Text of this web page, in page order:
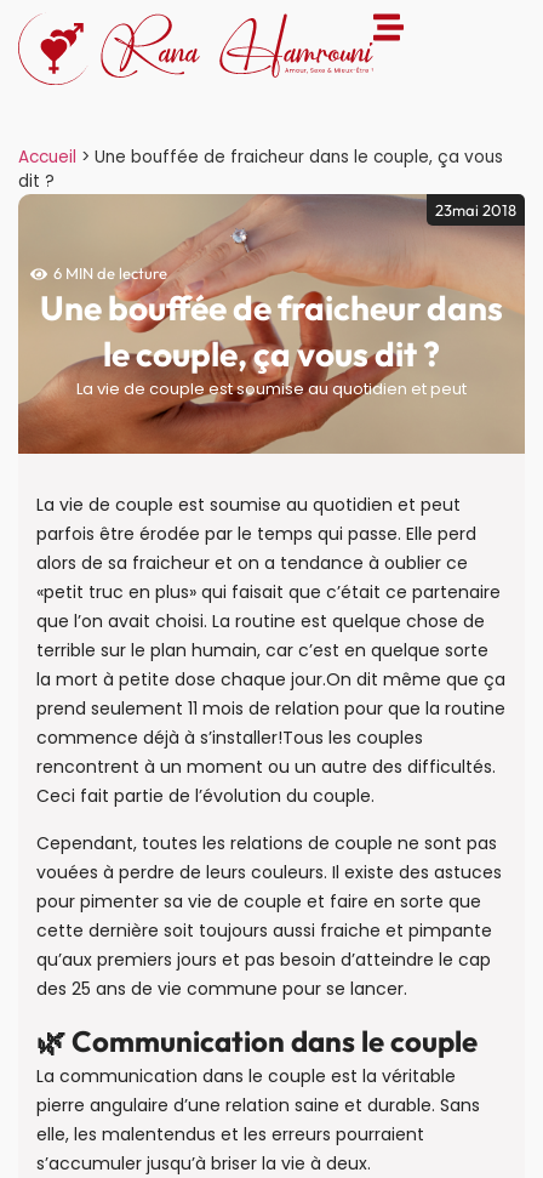
Accueil > Une bouffée de fraicheur dans le couple, ça vous
dit ?
23mai 2018
6 MIN de lecture
Une bouffée de fraicheur dans
le couple, ça vous dit ?
La vie de couple est soumise au quotidien et peut
La vie de couple est soumise au quotidien et peut
parfois être érodée par le temps qui passe. Elle perd
alors de sa fraicheur et on a tendance à oublier ce
«petit truc en plus» qui faisait que c’était ce partenaire
que l’on avait choisi. La routine est quelque chose de
terrible sur le plan humain, car c’est en quelque sorte
la mort à petite dose chaque jour.On dit même que ça
prend seulement 11 mois de relation pour que la routine
commence déjà à s’installer!Tous les couples
rencontrent à un moment ou un autre des difficultés.
Ceci fait partie de l’évolution du couple.
Cependant, toutes les relations de couple ne sont pas
vouées à perdre de leurs couleurs. Il existe des astuces
pour pimenter sa vie de couple et faire en sorte que
cette dernière soit toujours aussi fraiche et pimpante
qu’aux premiers jours et pas besoin d’atteindre le cap
des 25 ans de vie commune pour se lancer.
🌿 Communication dans le couple
La communication dans le couple est la véritable
pierre angulaire d’une relation saine et durable. Sans
elle, les malentendus et les erreurs pourraient
s’accumuler jusqu’à briser la vie à deux.